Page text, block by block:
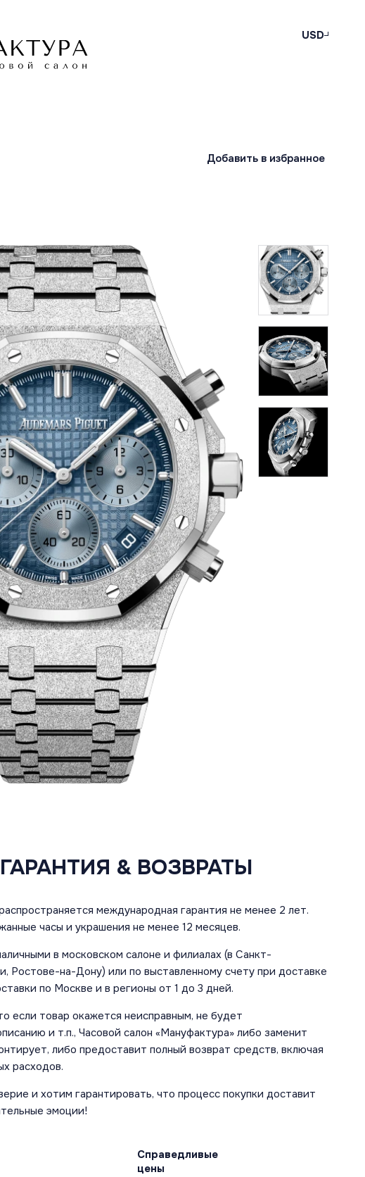
USD
Добавить в избранное
& ВОЗВРАТЫ
международная гарантия не менее 2 лет.
часы и украшения не менее 12 месяцев.
в московском салоне и филиалах (в Санкт-
Ростове-на-Дону) или по выставленному счету при доставке
по Москве и в регионы от 1 до 3 дней.
если товар окажется неисправным, не будет
и т.п., Часовой салон «Мануфактура» либо заменит
либо предоставит полный возврат средств, включая
расходов.
и хотим гарантировать, что процесс покупки доставит
эмоции!
Справедливые
цены